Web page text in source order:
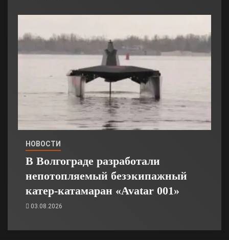
НОВОСТИ
В Волгограде разработали
непотопляемый безэкипажный
катер-катамаран «Avatar 001»
03.08.2026